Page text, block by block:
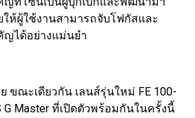
ให้ผู้ใช้งานสามารถจับโฟกัสและ
ญได้อย่างแม่นยำ
ขณะเดียวกัน เลนส์รุ่นใหม่ FE 100-
G Master ที่เปิดตัวพร้อมกันในครั้งนี้